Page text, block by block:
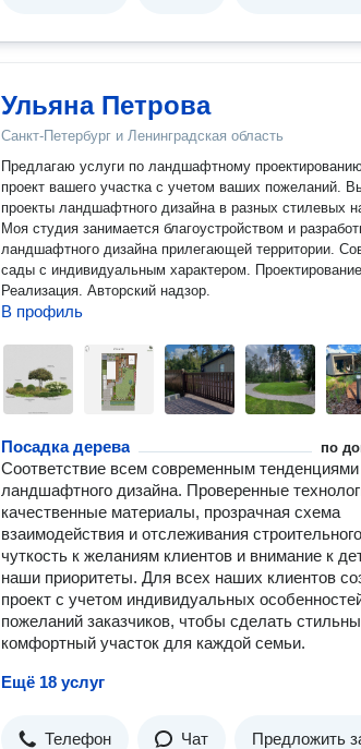
Ульяна Петрова
Санкт-Петербург и Ленинградская область
Предлагаю услуги по ландшафтному
проект вашего участка с учетом ваших пожеланий. Выполняю
проекты ландшафтного дизайна в разных стилевых
Моя студия занимается благоустройством и
ландшафтного дизайна прилегающей территории.
сады с индивидуальным характером.
Реализация. Авторский надзор.
В профиль
Посадка дерева по
Соответствие всем современным
ландшафтного дизайна. Проверенные
качественные материалы, прозрачная схема
взаимодействия и отслеживания
чуткость к желаниям клиентов и внимание к
наши приоритеты. Для всех наших клиентов
проект с учетом индивидуальных
пожеланий заказчиков, чтобы сделать
комфортный участок для каждой семьи.
Ещё 18 услуг
Телефон Чат Предложить